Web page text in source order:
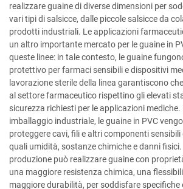
realizzare guaine di diverse dimensioni per
vari tipi di salsicce, dalle piccole salsicce da
prodotti industriali. Le applicazioni
un altro importante mercato per le guaine in
queste linee: in tale contesto, le guaine
protettivo per farmaci sensibili e dispositivi
lavorazione sterile della linea garantiscono
al settore farmaceutico rispettino gli elevati
sicurezza richiesti per le applicazioni
imballaggio industriale, le guaine in PVC
proteggere cavi, fili e altri componenti
quali umidità, sostanze chimiche e danni
produzione può realizzare guaine con
una maggiore resistenza chimica, una
maggiore durabilità, per soddisfare specifiche